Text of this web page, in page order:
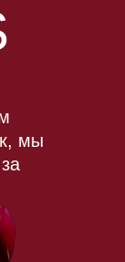
мы